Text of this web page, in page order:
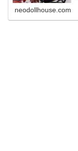
neodollhouse.com